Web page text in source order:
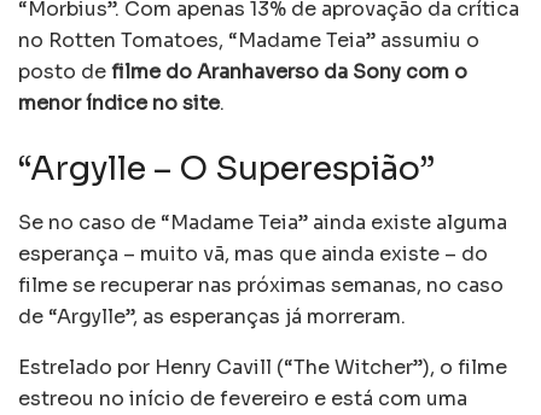
“Morbius”. Com apenas 13% de aprovação da crítica
no Rotten Tomatoes, “Madame Teia” assumiu o
posto defilme do Aranhaverso da Sony com o
menor índice no site.
“Argylle – O Superespião”
Se no caso de “Madame Teia” ainda existe alguma
esperança – muito vã, mas que ainda existe – do
filme se recuperar nas próximas semanas, no caso
de “Argylle”, as esperanças já morreram.
Estrelado por Henry Cavill (“The Witcher”), o filme
estreou no início de fevereiro e está com uma